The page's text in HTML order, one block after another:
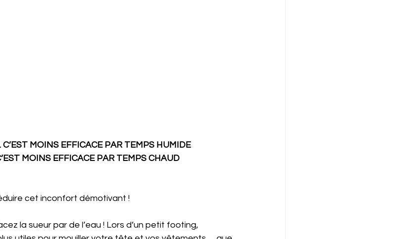
MOINS EFFICACE PAR TEMPS HUMIDE
MOINS EFFICACE PAR TEMPS CHAUD
cet inconfort démotivant !
la sueur par de l’eau ! Lors d’un petit footing,